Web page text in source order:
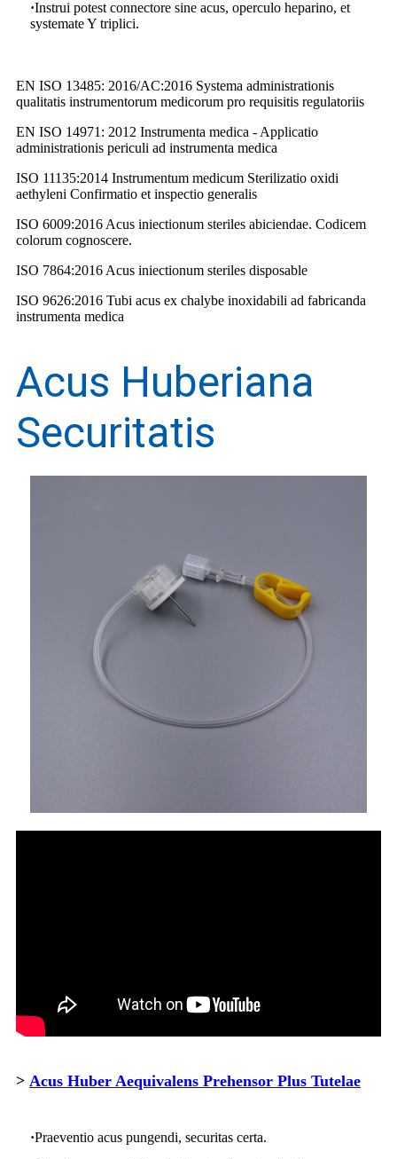
·Instrui potest connectore sine acus, operculo heparino, et
systemate Y triplici.
EN ISO 13485: 2016/AC:2016 Systema administrationis
qualitatis instrumentorum medicorum pro requisitis regulatoriis
EN ISO 14971: 2012 Instrumenta medica - Applicatio
administrationis periculi ad instrumenta medica
ISO 11135:2014 Instrumentum medicum Sterilizatio oxidi
aethyleni Confirmatio et inspectio generalis
ISO 6009:2016 Acus iniectionum steriles abiciendae. Codicem
colorum cognoscere.
ISO 7864:2016 Acus iniectionum steriles disposable
ISO 9626:2016 Tubi acus ex chalybe inoxidabili ad fabricanda
instrumenta medica
Acus Huberiana
Securitatis
> Acus Huber Aequivalens Prehensor Plus Tutelae
·Praeventio acus pungendi, securitas certa.